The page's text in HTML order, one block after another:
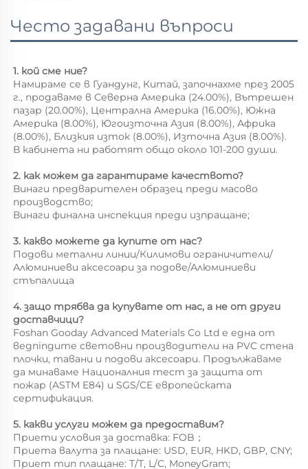
Често задавани въпроси
1. кой сме ние?
Намираме се в Гуандунг, Китай, започнахме през 2005
г., продаваме в Северна Америка (24.00%), Вътрешен
пазар (20.00%), Централна Америка (16.00%), Южна
Америка (8.00%), Югоизточна Азия (8.00%), Африка
(8.00%), Близкия изток (8.00%), Източна Азия (8.00%).
В кабинета ни работят общо около 101-200 души.
2. как можем да гарантираме качеството?
Винаги предварителен образец преди масово
производство;
Винаги финална инспекция преди изпращане;
3. какво можете да купите от нас?
Подови метални линии/Килимови ограничители/
Алюминиеви аксесоари за подове/Алюминиеви
стъпалища
4. защо трябва да купувате от нас, а не от други
доставчици?
Foshan Gooday Advanced Materials Co Ltd е една от
ведningите световни производители на PVC стена
плочки, тавани и подови аксесоари. Продължаваме
да минаваме Националния тест за защита от
пожар (ASTM E84) и SGS/CE европейската
сертификация.
5. какви услуги можем да предоставим?
Приети условия за доставка: FOB；
Приета валута за плащане: USD, EUR, HKD, GBP, CNY;
Приет тип плащане: T/T, L/C, MoneyGram;